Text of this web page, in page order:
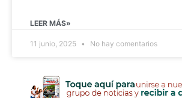
LEER MÁS»
11 junio, 2025 No hay comentarios